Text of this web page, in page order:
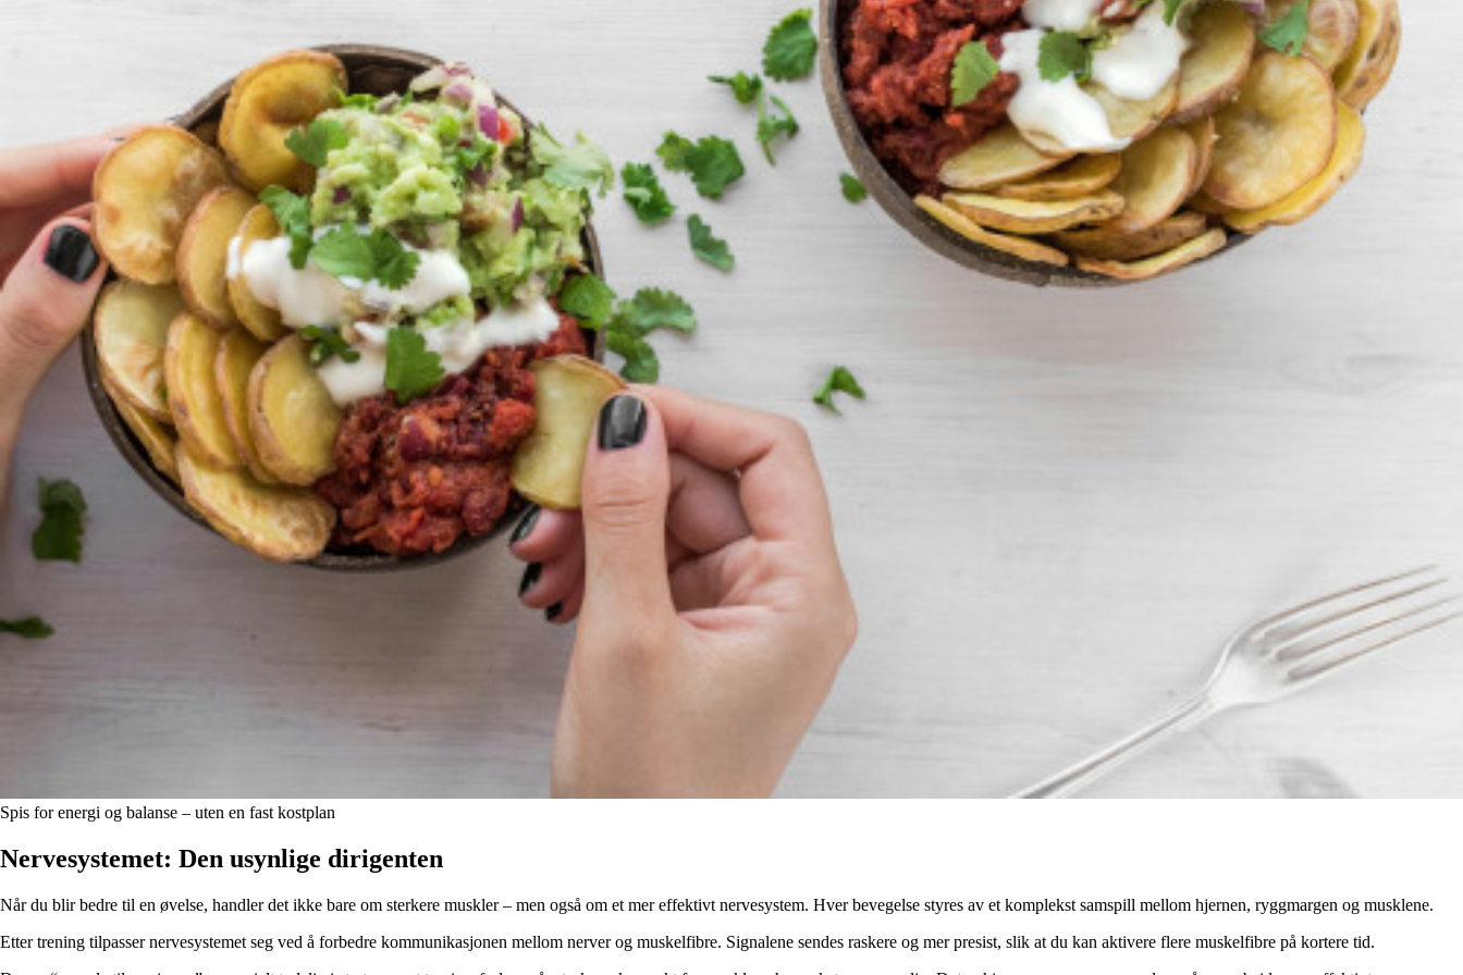
Spis for energi og balanse – uten en fast kostplan
Nervesystemet: Den usynlige dirigenten
Når du blir bedre til en øvelse, handler det ikke bare om sterkere muskler – men også om et mer effektivt nervesystem. Hver bevegelse styres av et komplekst samspill mellom hjernen, ryggmargen og musklene.
Etter trening tilpasser nervesystemet seg ved å forbedre kommunikasjonen mellom nerver og muskelfibre. Signalene sendes raskere og mer presist, slik at du kan aktivere flere muskelfibre på kortere tid.